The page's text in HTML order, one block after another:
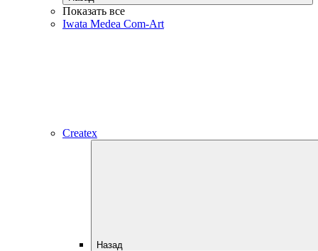
Показать все
Iwata Medea Com-Art
Createx
Назад